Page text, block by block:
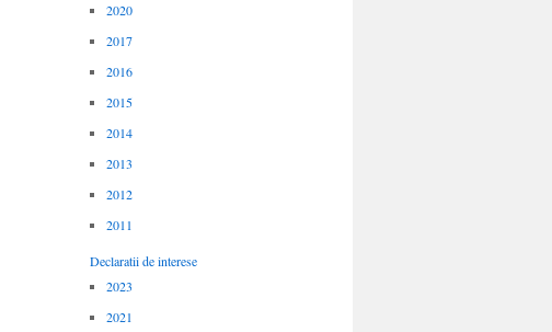
2020
2017
2016
2015
2014
2013
2012
2011
Declaratii de interese
2023
2021